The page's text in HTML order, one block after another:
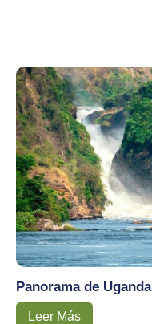
Panorama de Uganda
Leer Más